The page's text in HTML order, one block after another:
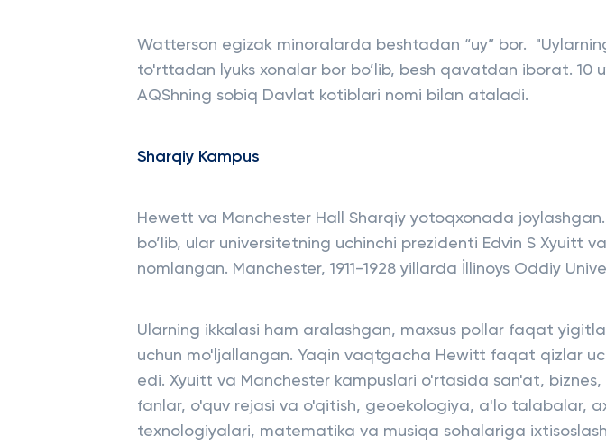
Watterson egizak minoralarda beshtadan “uy” bor.
to'rttadan lyuks xonalar bor bo’lib, besh qavatdan iborat. 10
AQShning sobiq Davlat kotiblari nomi bilan ataladi.
Sharqiy Kampus
Hewett va Manchester Hall Sharqiy yotoqxonada
bo’lib, ular universitetning uchinchi prezidenti Edvin S Xyuitt
nomlangan. Manchester, 1911-1928 yillarda İllinoys Oddiy
Ularning ikkalasi ham aralashgan, maxsus pollar faqat
uchun mo'ljallangan. Yaqin vaqtgacha Hewitt faqat qizlar
edi. Xyuitt va Manchester kampuslari o'rtasida san'at,
fanlar, o'quv rejasi va o'qitish, geoekologiya, a'lo talabalar,
texnologiyalari, matematika va musiqa sohalariga